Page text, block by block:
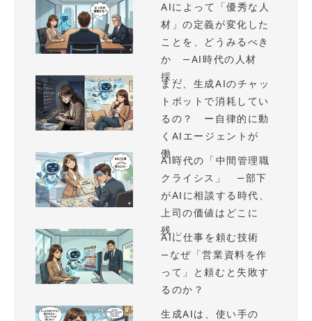
AIによって「優秀な人
材」の定義が変化した
ことを、どうみるべき
か —AI時代の人材
採...
まだ、生成AIのチャッ
トボットで消耗してい
るの？ ー自律的に動
くAIエージェントが
働...
AI時代の「中間管理職
クライシス」 —部下
がAIに相談する時代、
上司の価値はどこに
残...
AIに仕事を頼む技術
—なぜ「営業資料を作
って」と頼むと失敗す
るのか？
生成AIは、使い手の